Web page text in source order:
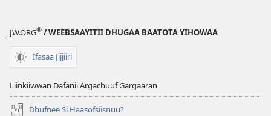
JW.ORG® / WEEBSAAYITII DHUGAA BAATOTA YIHOWAA
Ifasaa Jijjiiri
Liinkiiwwan Dafanii Argachuuf Gargaaran
Dhufnee Si Haasofsiisnuu?